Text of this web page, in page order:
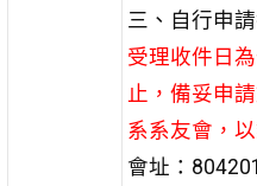
三、自行申請
受理收件日
止，備妥申
系系友會，
會址：